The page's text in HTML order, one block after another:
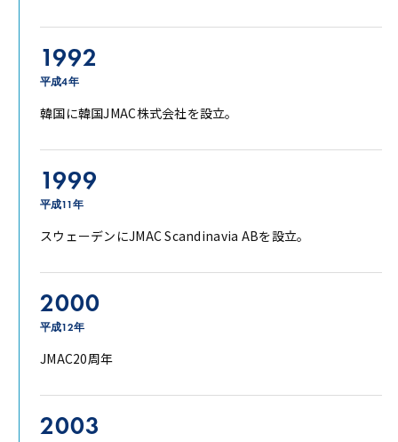
1992
平成4年
韓国に韓国JMAC株式会社を設立。
1999
平成11年
スウェーデンにJMAC Scandinavia ABを設立。
2000
平成12年
JMAC20周年
2003